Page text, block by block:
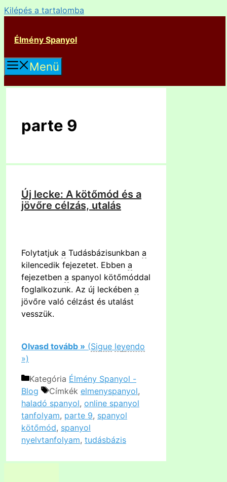
Kilépés a tartalomba
Élmény Spanyol
Menü
parte 9
Új lecke: A kötőmód és a
jövőre célzás, utalás
Folytatjuk a Tudásbázisunkban a
kilencedik fejezetet. Ebben a
fejezetben a spanyol kötőmóddal
foglalkozunk. Az új leckében a
jövőre való célzást és utalást
vesszük.
Olvasd tovább » (Sigue leyendo
»)
Kategória Élmény Spanyol -
Blog
Címkék elmenyspanyol,
haladó spanyol, online spanyol
tanfolyam, parte 9, spanyol
kötőmód, spanyol
nyelvtanfolyam, tudásbázis